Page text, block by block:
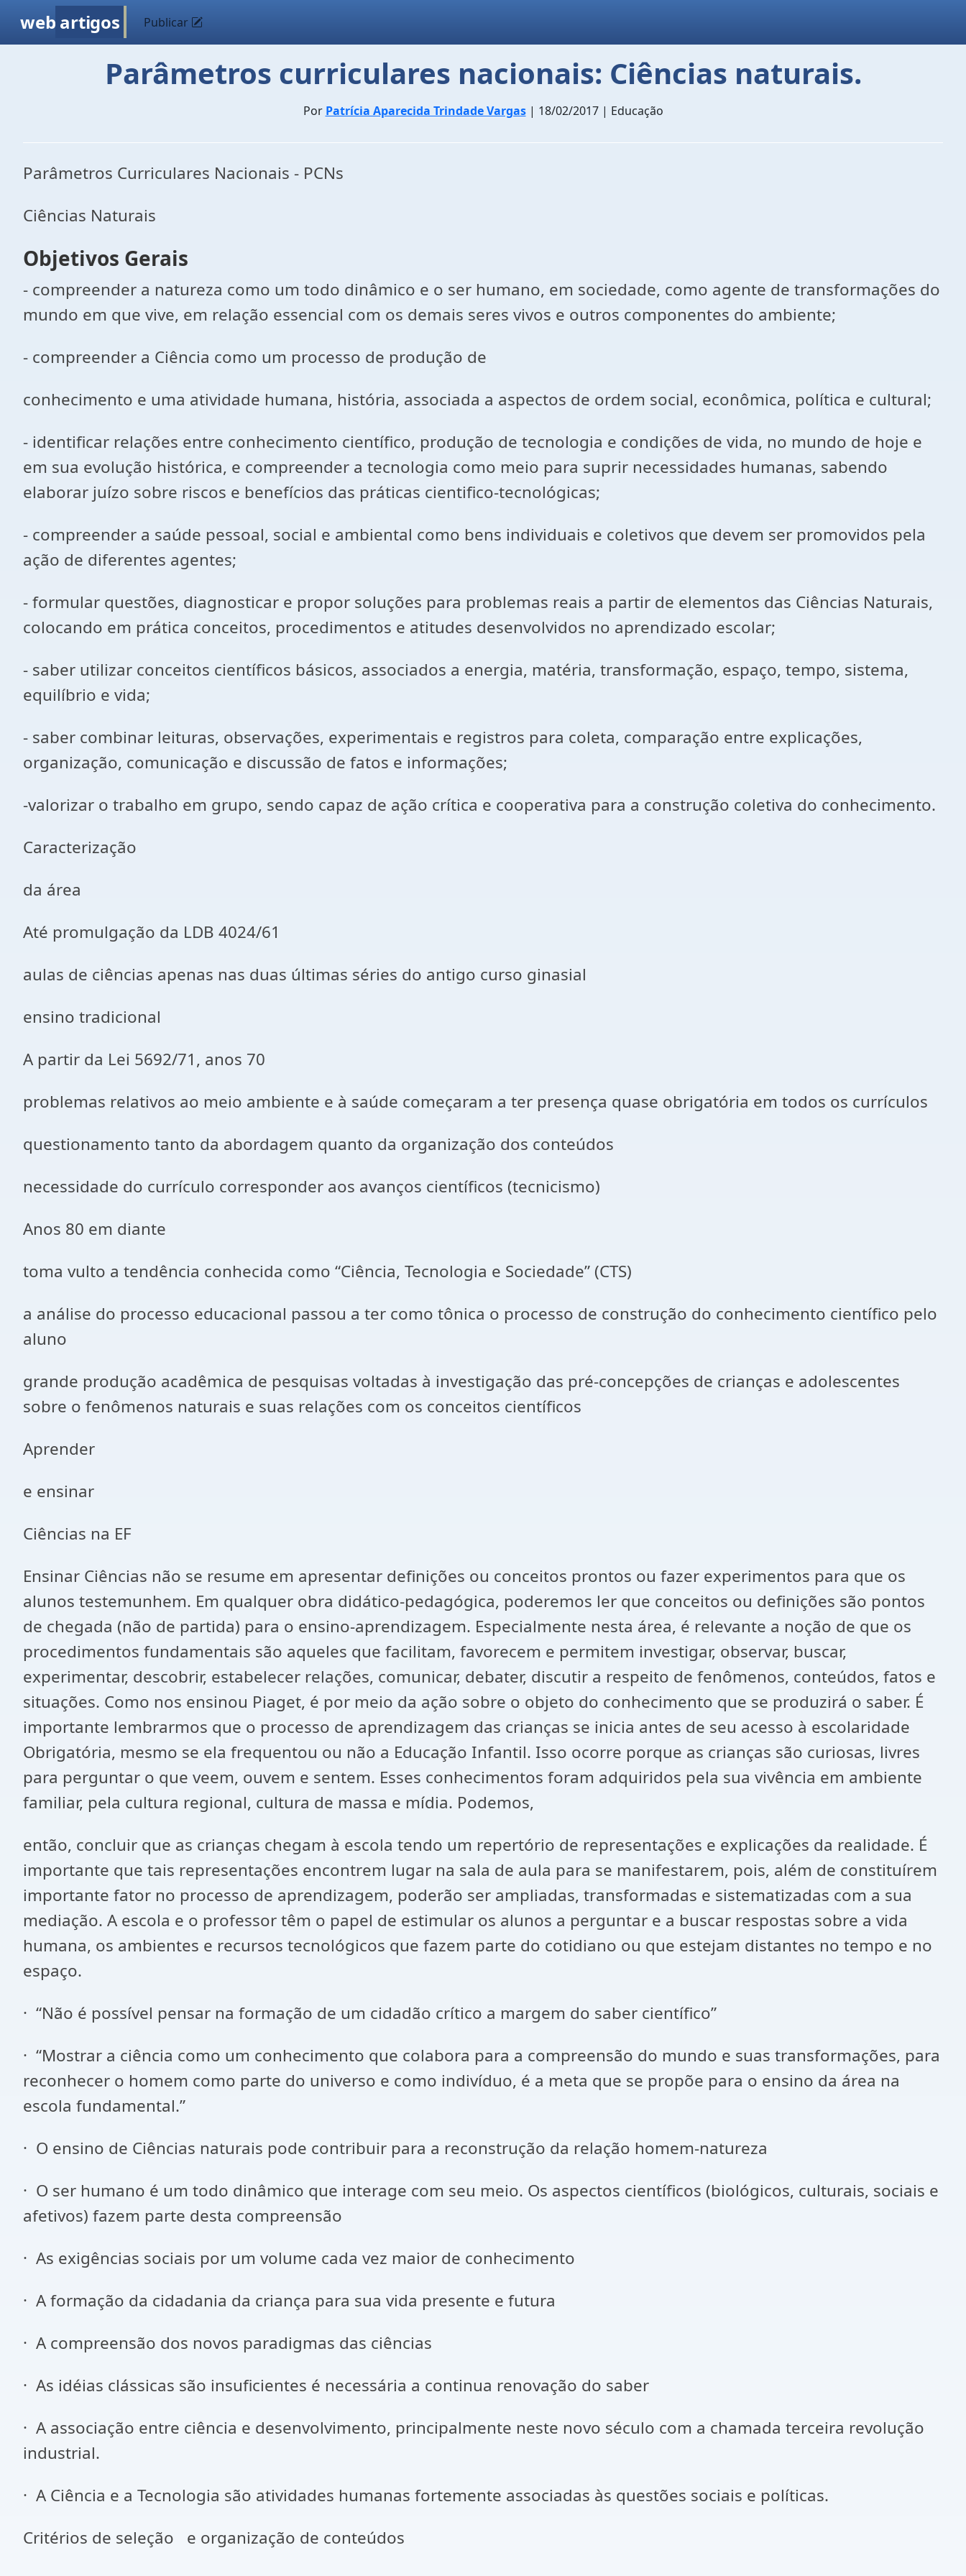
web artigos Publicar
Parâmetros curriculares nacionais: Ciências naturais.
Por Patrícia Aparecida Trindade Vargas| 18/02/2017 | Educação
Parâmetros Curriculares Nacionais - PCNs
Ciências Naturais
Objetivos Gerais
- compreender a natureza como um todo dinâmico e o ser humano, em sociedade, como agente de transformações do
mundo em que vive, em relação essencial com os demais seres vivos e outros componentes do ambiente;
- compreender a Ciência como um processo de produção de
conhecimento e uma atividade humana, história, associada a aspectos de ordem social, econômica, política e cultural;
- identificar relações entre conhecimento científico, produção de tecnologia e condições de vida, no mundo de hoje e
em sua evolução histórica, e compreender a tecnologia como meio para suprir necessidades humanas, sabendo
elaborar juízo sobre riscos e benefícios das práticas cientifico-tecnológicas;
- compreender a saúde pessoal, social e ambiental como bens individuais e coletivos que devem ser promovidos pela
ação de diferentes agentes;
- formular questões, diagnosticar e propor soluções para problemas reais a partir de elementos das Ciências Naturais,
colocando em prática conceitos, procedimentos e atitudes desenvolvidos no aprendizado escolar;
- saber utilizar conceitos científicos básicos, associados a energia, matéria, transformação, espaço, tempo, sistema,
equilíbrio e vida;
- saber combinar leituras, observações, experimentais e registros para coleta, comparação entre explicações,
organização, comunicação e discussão de fatos e informações;
-valorizar o trabalho em grupo, sendo capaz de ação crítica e cooperativa para a construção coletiva do conhecimento.
Caracterização
da área
Até promulgação da LDB 4024/61
aulas de ciências apenas nas duas últimas séries do antigo curso ginasial
ensino tradicional
A partir da Lei 5692/71, anos 70
problemas relativos ao meio ambiente e à saúde começaram a ter presença quase obrigatória em todos os currículos
questionamento tanto da abordagem quanto da organização dos conteúdos
necessidade do currículo corresponder aos avanços científicos (tecnicismo)
Anos 80 em diante
toma vulto a tendência conhecida como “Ciência, Tecnologia e Sociedade” (CTS)
a análise do processo educacional passou a ter como tônica o processo de construção do conhecimento científico pelo
aluno
grande produção acadêmica de pesquisas voltadas à investigação das pré-concepções de crianças e adolescentes
sobre o fenômenos naturais e suas relações com os conceitos científicos
Aprender
e ensinar
Ciências na EF
Ensinar Ciências não se resume em apresentar definições ou conceitos prontos ou fazer experimentos para que os
alunos testemunhem. Em qualquer obra didático-pedagógica, poderemos ler que conceitos ou definições são pontos
de chegada (não de partida) para o ensino-aprendizagem. Especialmente nesta área, é relevante a noção de que os
procedimentos fundamentais são aqueles que facilitam, favorecem e permitem investigar, observar, buscar,
experimentar, descobrir, estabelecer relações, comunicar, debater, discutir a respeito de fenômenos, conteúdos, fatos e
situações. Como nos ensinou Piaget, é por meio da ação sobre o objeto do conhecimento que se produzirá o saber. É
importante lembrarmos que o processo de aprendizagem das crianças se inicia antes de seu acesso à escolaridade
Obrigatória, mesmo se ela frequentou ou não a Educação Infantil. Isso ocorre porque as crianças são curiosas, livres
para perguntar o que veem, ouvem e sentem. Esses conhecimentos foram adquiridos pela sua vivência em ambiente
familiar, pela cultura regional, cultura de massa e mídia. Podemos,
então, concluir que as crianças chegam à escola tendo um repertório de representações e explicações da realidade. É
importante que tais representações encontrem lugar na sala de aula para se manifestarem, pois, além de constituírem
importante fator no processo de aprendizagem, poderão ser ampliadas, transformadas e sistematizadas com a sua
mediação. A escola e o professor têm o papel de estimular os alunos a perguntar e a buscar respostas sobre a vida
humana, os ambientes e recursos tecnológicos que fazem parte do cotidiano ou que estejam distantes no tempo e no
espaço.
· “Não é possível pensar na formação de um cidadão crítico a margem do saber científico”
· “Mostrar a ciência como um conhecimento que colabora para a compreensão do mundo e suas transformações, para
reconhecer o homem como parte do universo e como indivíduo, é a meta que se propõe para o ensino da área na
escola fundamental.”
· O ensino de Ciências naturais pode contribuir para a reconstrução da relação homem-natureza
· O ser humano é um todo dinâmico que interage com seu meio. Os aspectos científicos (biológicos, culturais, sociais e
afetivos) fazem parte desta compreensão
· As exigências sociais por um volume cada vez maior de conhecimento
· A formação da cidadania da criança para sua vida presente e futura
· A compreensão dos novos paradigmas das ciências
· As idéias clássicas são insuficientes é necessária a continua renovação do saber
· A associação entre ciência e desenvolvimento, principalmente neste novo século com a chamada terceira revolução
industrial.
· A Ciência e a Tecnologia são atividades humanas fortemente associadas às questões sociais e políticas.
Critérios de seleção e organização de conteúdos